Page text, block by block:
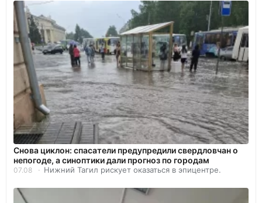
Снова циклон: спасатели предупредили свердловчан о
непогоде, а синоптики дали прогноз по городам
07.08 Нижний Тагил рискует оказаться в эпицентре.